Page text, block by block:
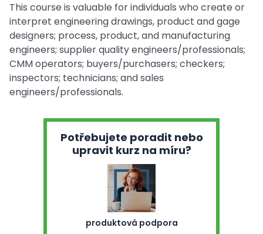
This course is valuable for individuals who create or
interpret engineering drawings, product and gage
designers; process, product, and manufacturing
engineers; supplier quality engineers/professionals;
CMM operators; buyers/purchasers; checkers;
inspectors; technicians; and sales
engineers/professionals.
Potřebujete poradit nebo
upravit kurz na míru?
produktová podpora